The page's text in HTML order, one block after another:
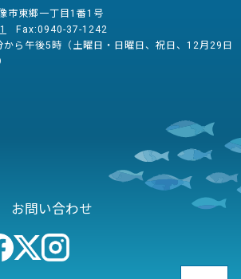
市東郷一丁目1番1号
Fax:0940-37-1242
ら午後5時（土曜日・日曜日、祝日、12月29日
お問い合わせ